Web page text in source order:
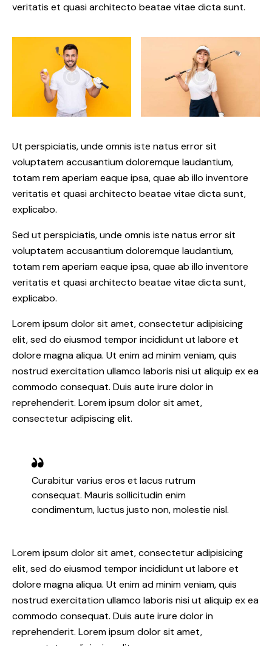
veritatis et quasi architecto beatae vitae dicta sunt.
Ut perspiciatis, unde omnis iste natus error sit
voluptatem accusantium doloremque laudantium,
totam rem aperiam eaque ipsa, quae ab illo inventore
veritatis et quasi architecto beatae vitae dicta sunt,
explicabo.
Sed ut perspiciatis, unde omnis iste natus error sit
voluptatem accusantium doloremque laudantium,
totam rem aperiam eaque ipsa, quae ab illo inventore
veritatis et quasi architecto beatae vitae dicta sunt,
explicabo.
Lorem ipsum dolor sit amet, consectetur adipisicing
elit, sed do eiusmod tempor incididunt ut labore et
dolore magna aliqua. Ut enim ad minim veniam, quis
nostrud exercitation ullamco laboris nisi ut aliquip ex ea
commodo consequat. Duis aute irure dolor in
reprehenderit. Lorem ipsum dolor sit amet,
consectetur adipiscing elit.
Curabitur varius eros et lacus rutrum
consequat. Mauris sollicitudin enim
condimentum, luctus justo non, molestie nisl.
Lorem ipsum dolor sit amet, consectetur adipisicing
elit, sed do eiusmod tempor incididunt ut labore et
dolore magna aliqua. Ut enim ad minim veniam, quis
nostrud exercitation ullamco laboris nisi ut aliquip ex ea
commodo consequat. Duis aute irure dolor in
reprehenderit. Lorem ipsum dolor sit amet,